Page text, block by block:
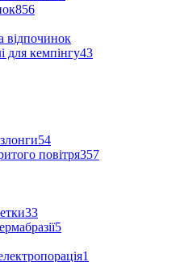
856
відпочинок
для кемпінгу43
54
повітря357
33
5
1